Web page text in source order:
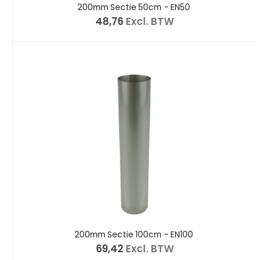
200mm Sectie 50cm - EN50
€ 48,76 Excl. BTW
200mm Sectie 100cm - EN100
€ 69,42 Excl. BTW